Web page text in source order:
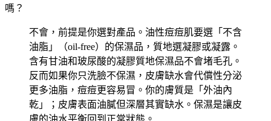
嗎？
不會，前提是你選對產品。油性痘痘肌要選「不含
油脂」（oil-free）的保濕品，質地選凝膠或凝露。
含有甘油和玻尿酸的凝膠質地保濕品不會堵毛孔。
反而如果你只洗臉不保濕，皮膚缺水會代償性分泌
更多油脂，痘痘更容易冒。你的膚質是「外油內
乾」；皮膚表面油膩但深層其實缺水。保濕是讓皮